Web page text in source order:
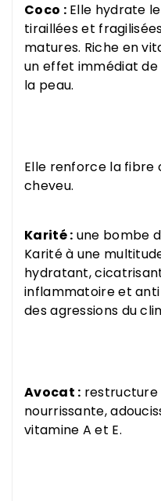
Coco : Elle hydrate
tiraillées et
matures. Riche en
un effet immédiat
la peau.
Elle renforce la
cheveu.
Karité : une bombe
Karité à une
hydratant,
inflammatoire et anti
des agressions du
Avocat : restructure
nourrissante,
vitamine A et E.